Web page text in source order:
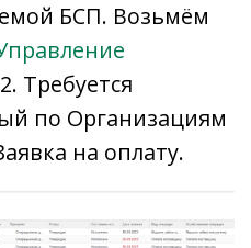
БСП. Возьмём
Требуется
по Организациям
на оплату.